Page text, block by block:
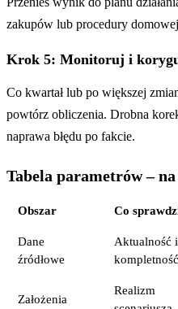
zakupów lub procedury
Krok 5: Monitoruj i
Co kwartał lub po większej
powtórz obliczenia. Drobna
naprawa błędu po fakcie.
Tabela parametrów –
Obszar Co
Dane
źródłowe
Aktualność i
kompletność
Założenia
Realizm